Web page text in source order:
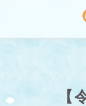
【